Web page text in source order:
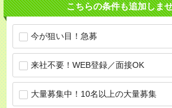
こちらの条件も追加しま
今が狙い目！急募
来社不要！WEB登録／面接OK
大量募集中！10名以上の大量募集